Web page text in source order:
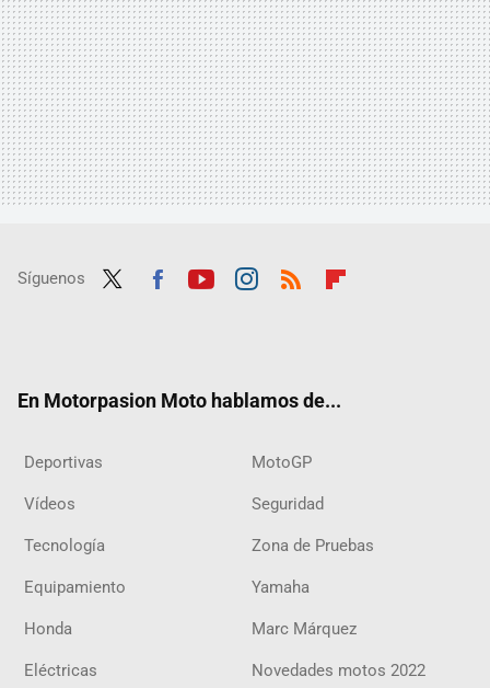
Síguenos
En Motorpasion Moto hablamos de...
Deportivas MotoGP
Vídeos Seguridad
Tecnología Zona de Pruebas
Equipamiento Yamaha
Honda Marc Márquez
Eléctricas Novedades motos 2022